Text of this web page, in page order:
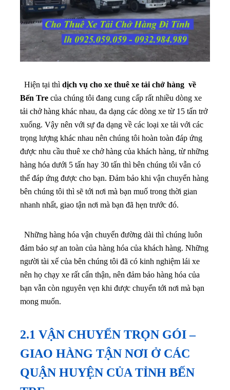
Hiện tại thì dịch vụ cho xe thuê xe tải chở hàng về
Bến Tre của chúng tôi đang cung cấp rất nhiều dòng xe
tải chở hàng khác nhau, đa dạng các dòng xe từ 15 tấn trở
xuống. Vậy nên với sự đa dạng về các loại xe tải với các
trọng lượng khác nhau nên chúng tôi hoàn toàn đáp ứng
được nhu cầu thuê xe chở hàng của khách hàng, từ những
hàng hóa dưới 5 tấn hay 30 tấn thì bên chúng tôi vẫn có
thể đáp ứng được cho bạn. Đảm bảo khi vận chuyển hàng
bên chúng tôi thì sẽ tới nơi mà bạn muố trong thời gian
nhanh nhất, giao tận nơi mà bạn đã hẹn trước đó.
Những hàng hóa vận chuyển đường dài thì chúng luôn
đảm bảo sự an toàn của hàng hóa của khách hàng. Những
người tài xế của bên chúng tôi đã có kinh nghiệm lái xe
nên họ chạy xe rất cẩn thận, nên đảm bảo hàng hóa của
bạn vẫn còn nguyên vẹn khi được chuyển tới nơi mà bạn
mong muốn.
2.1 VẬN CHUYỂN TRỌN GÓI –
GIAO HÀNG TẬN NƠI Ở CÁC
QUẬN HUYỆN CỦA TỈNH BẾN